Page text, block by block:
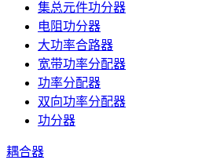
集总元件功分器
电阻功分器
大功率合路器
宽带功率分配器
功率分配器
双向功率分配器
功分器
耦合器